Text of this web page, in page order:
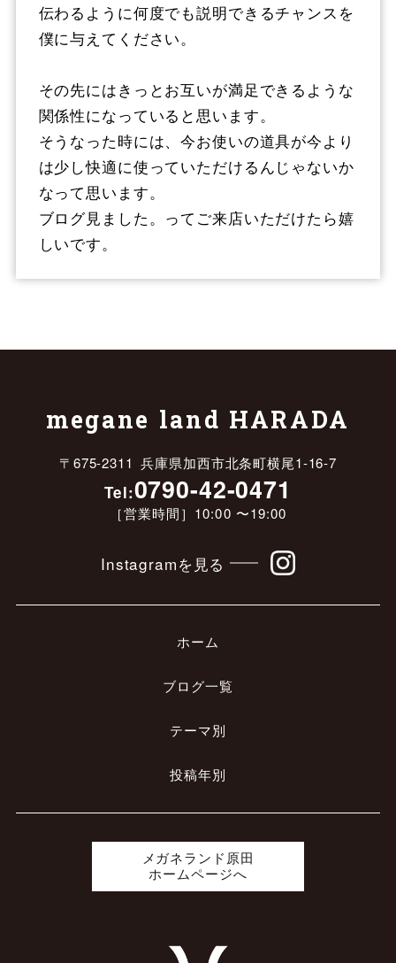
伝わるように何度でも説明できるチャンスを
僕に与えてください。
その先にはきっとお互いが満足できるような
関係性になっていると思います。
そうなった時には、今お使いの道具が今より
は少し快適に使っていただけるんじゃないか
なって思います。
ブログ見ました。ってご来店いただけたら嬉
しいです。
megane land HARADA
〒675-2311 兵庫県加西市北条町横尾1-16-7
Tel:0790-42-0471
［営業時間］10:00 〜19:00
Instagramを見る
ホーム
ブログ一覧
テーマ別
投稿年別
メガネランド原田
ホームページへ